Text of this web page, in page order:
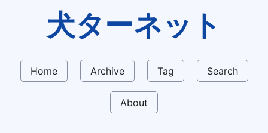
犬ターネット
Home Archive Tag Search
About